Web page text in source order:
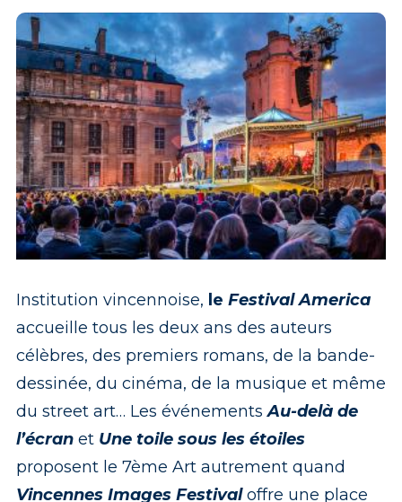
Institution vincennoise, le Festival America
accueille tous les deux ans des auteurs
célèbres, des premiers romans, de la bande-
dessinée, du cinéma, de la musique et même
du street art… Les événementsAu-delà de
l’écranet Une toile sous les étoiles
proposent le 7ème Art autrement quand
Vincennes Images Festivaloffre une place